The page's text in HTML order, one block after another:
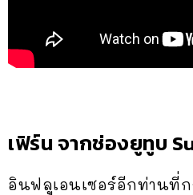
เฟิร์น จากช่องยูทูบ
อินฟลูเอนเซอร์อีกท่านที่ก